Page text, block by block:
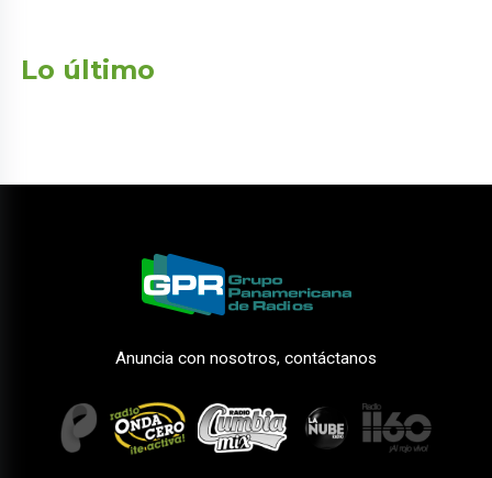
Lo último
Anuncia con nosotros, contáctanos